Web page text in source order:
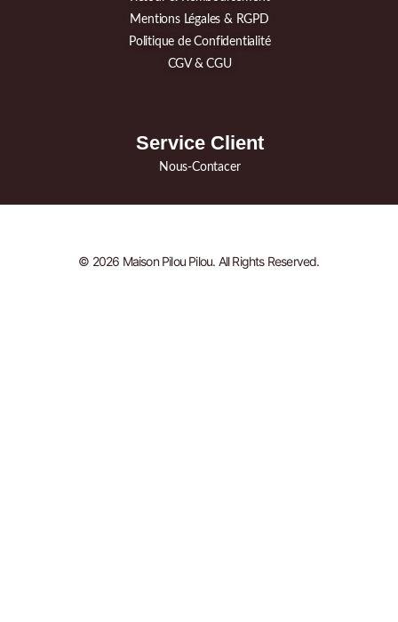
Mentions Légales & RGPD
Politique de Confidentialité
CGV & CGU
Service Client
Nous-Contacer
© 2026 Maison Pilou Pilou. All Rights Reserved.